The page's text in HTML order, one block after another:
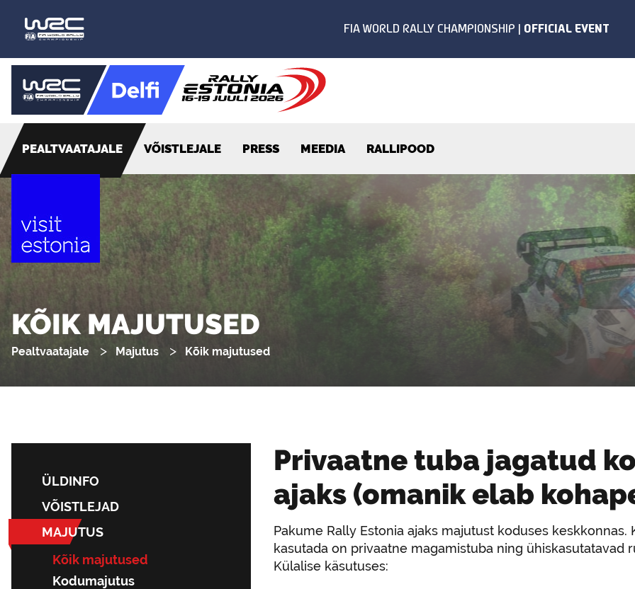
PEALTVAATAJALE VÕISTLEJALE PRESS MEEDIA RALLIPOOD
KÕIK MAJUTUSED
Pealtvaatajale Majutus Kõik majutused
ÜLDINFO
VÕISTLEJAD
MAJUTUS
Kõik majutused
Kodumajutus
Privaatne tuba jagatud
ajaks (omanik elab
Pakume Rally Estonia ajaks majutust koduses keskkonnas.
kasutada on privaatne magamistuba ning ühiskasutatavad
Külalise käsutuses: